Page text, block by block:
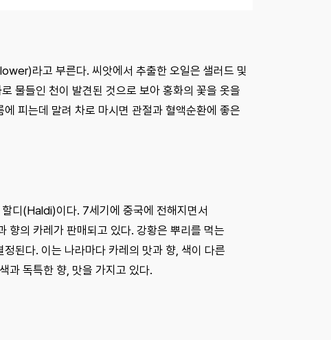
라고 부른다. 씨앗에서 추출한 오일은 샐러드 및
물들인 천이 발견된 것으로 보아 홍화의 꽃을 옷을
피는데 말려 차로 마시면 관절과 혈액순환에 좋은
디(Haldi)이다. 7세기에 중국에 전해지면서
향의 카레가 판매되고 있다. 강황은 뿌리를 먹는
된다. 이는 나라마다 카레의 맛과 향, 색이 다른
과 독특한 향, 맛을 가지고 있다.